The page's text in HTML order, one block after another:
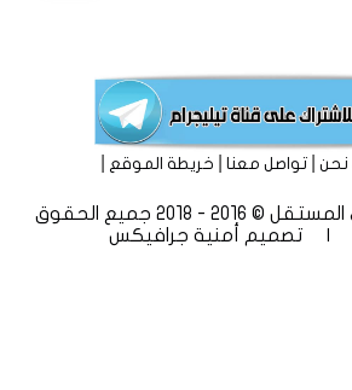
|تواصل معنا|خريطة الموقع
موقع ( لا ) الأخباري المستقل © 2016 - 2018 جميع الحقوق
| تصميم
أمنية جرافيكس